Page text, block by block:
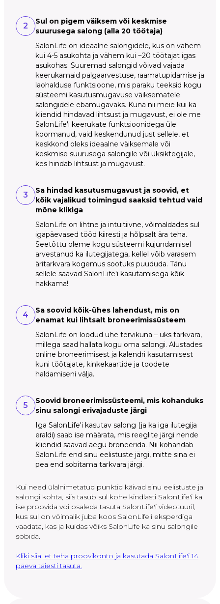
2
Sul on pigem väiksem või keskmise
suurusega salong (alla 20 töötaja)
SalonLife on ideaalne salongidele, kus on vähem
kui 4-5 asukohta ja vähem kui ~20 töötajat igas
asukohas. Suuremad salongid võivad vajada
keerukamaid palgaarvestuse, raamatupidamise ja
laohalduse funktsioone, mis paraku teeksid kogu
süsteemi kasutusmugavuse väiksematele
salongidele ebamugavaks. Kuna nii meie kui ka
kliendid hindavad lihtsust ja mugavust, ei ole me
SalonLife'i keerukate funktsioonidega üle
koormanud, vaid keskendunud just sellele, et
keskkond oleks ideaalne väiksemale või
keskmise suurusega salongile või üksiktegijale,
kes hindab lihtsust ja mugavust.
3
Sa hindad kasutusmugavust ja soovid, et
kõik vajalikud toimingud saaksid tehtud vaid
mõne klikiga
SalonLife on lihtne ja intuitiivne, võimaldades sul
igapäevased tööd kiiresti ja hõlpsalt ära teha.
Seetõttu oleme kogu süsteemi kujundamisel
arvestanud ka ilutegijatega, kellel võib varasem
äritarkvara kogemus sootuks puududa. Tänu
sellele saavad SalonLife'i kasutamisega kõik
hakkama!
4
Sa soovid kõik-ühes lahendust, mis on
enamat kui lihtsalt broneerimissüsteem
SalonLife on loodud ühe tervikuna – üks tarkvara,
millega saad hallata kogu oma salongi. Alustades
online broneerimisest ja kalendri kasutamisest
kuni töötajate, kinkekaartide ja toodete
haldamiseni välja.
5
Soovid broneerimissüsteemi, mis kohanduks
sinu salongi erivajaduste järgi
Iga SalonLife'i kasutav salong (ja ka iga ilutegija
eraldi) saab ise määrata, mis reeglite järgi nende
kliendid saavad aegu broneerida. Nii kohandab
SalonLife end sinu eelistuste järgi, mitte sina ei
pea end sobitama tarkvara järgi.
Kui need ülalnimetatud punktid käivad sinu eelistuste ja
salongi kohta, siis tasub sul kohe kindlasti SalonLife'i ka
ise proovida või osaleda tasuta SalonLife'i videotuuril,
kus sul on võimalik juba koos SalonLife'i eksperdiga
vaadata, kas ja kuidas võiks SalonLife ka sinu salongile
sobida.
Kliki siia, et teha proovikonto ja kasutada SalonLife'i 14
päeva täiesti tasuta.